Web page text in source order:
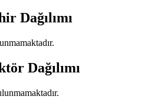
Dağılımı
Dağılımı